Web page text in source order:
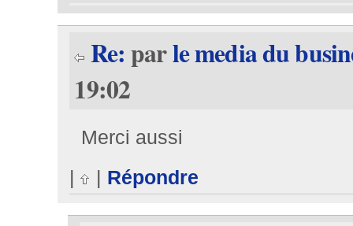
Re:parle media du
19:02
Merci aussi
|
| Répondre